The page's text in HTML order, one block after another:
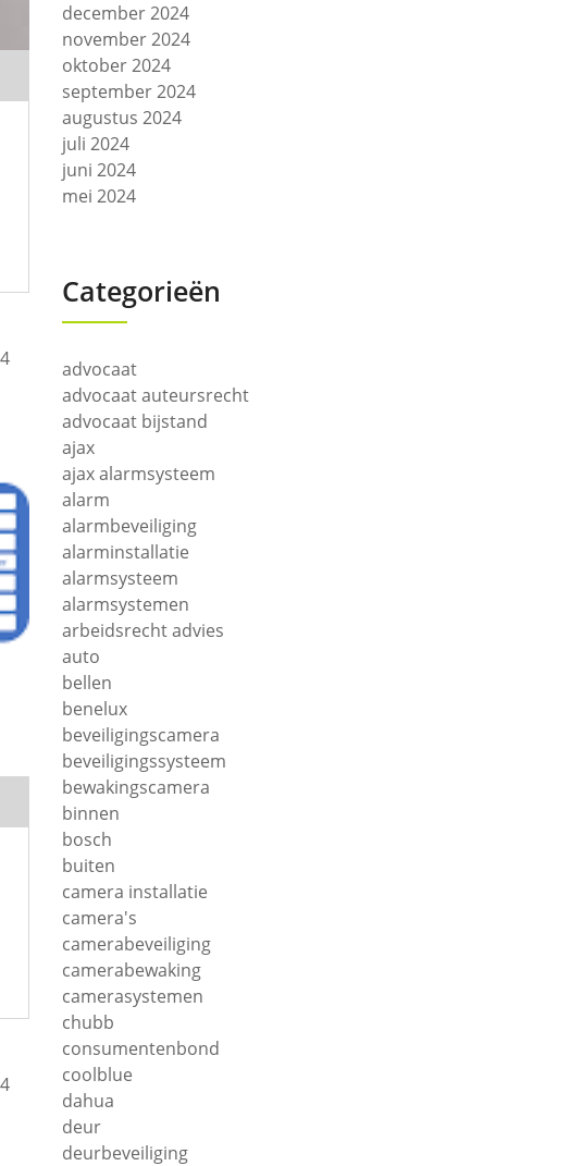
december 2024
november 2024
oktober 2024
september 2024
augustus 2024
juli 2024
juni 2024
mei 2024
Categorieën
advocaat
advocaat auteursrecht
advocaat bijstand
ajax
ajax alarmsysteem
alarm
alarmbeveiliging
alarminstallatie
alarmsysteem
alarmsystemen
arbeidsrecht advies
auto
bellen
benelux
beveiligingscamera
beveiligingssysteem
bewakingscamera
binnen
bosch
buiten
camera installatie
camera's
camerabeveiliging
camerabewaking
camerasystemen
chubb
consumentenbond
coolblue
dahua
deur
deurbeveiliging